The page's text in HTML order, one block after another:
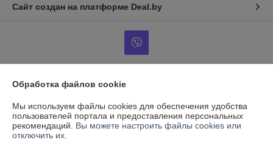
Сайт создан на платформе Deal.by
Информация для покупателя
Юридическое лицо:ООО "ВентТеплоСтандарт"
РБ, 230003, г. Гродно, ул. Магистральная, д. 8, пом. 19
Регистрационный номер ЕГР: 591009138
Обработка файлов cookie
Мы используем файлы cookies для обеспечения удобства
пользователей портала и предоставления персональных
рекомендаций. Вы можете настроить файлы cookies или
отключить их.